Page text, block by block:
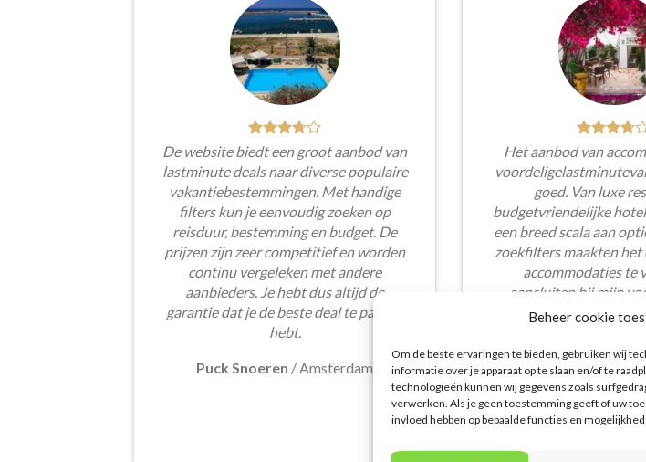
Beheer cookie
Om de beste ervaringen te bieden, gebruiken wij
informatie over je apparaat op te slaan en/of te
technologieën kunnen wij gegevens zoals
verwerken. Als je geen toestemming geeft of uw
invloed hebben op bepaalde functies en
De website biedt een groot aanbod van
lastminute deals naar diverse populaire
vakantiebestemmingen. Met handige
filters kun je eenvoudig zoeken op
reisduur, bestemming en budget. De
prijzen zijn zeer competitief en worden
continu vergeleken met andere
aanbieders. Je hebt dus altijd de
garantie dat je de beste deal te pakken
hebt.
Puck Snoeren /Amsterdam
Het aanbod van
goed. Van luxe
budgetvriendelijke
een breed scala aan
zoekfilters maakten het
accommodaties te
aansluiten bij mijn
budget.
Tim Beukers/